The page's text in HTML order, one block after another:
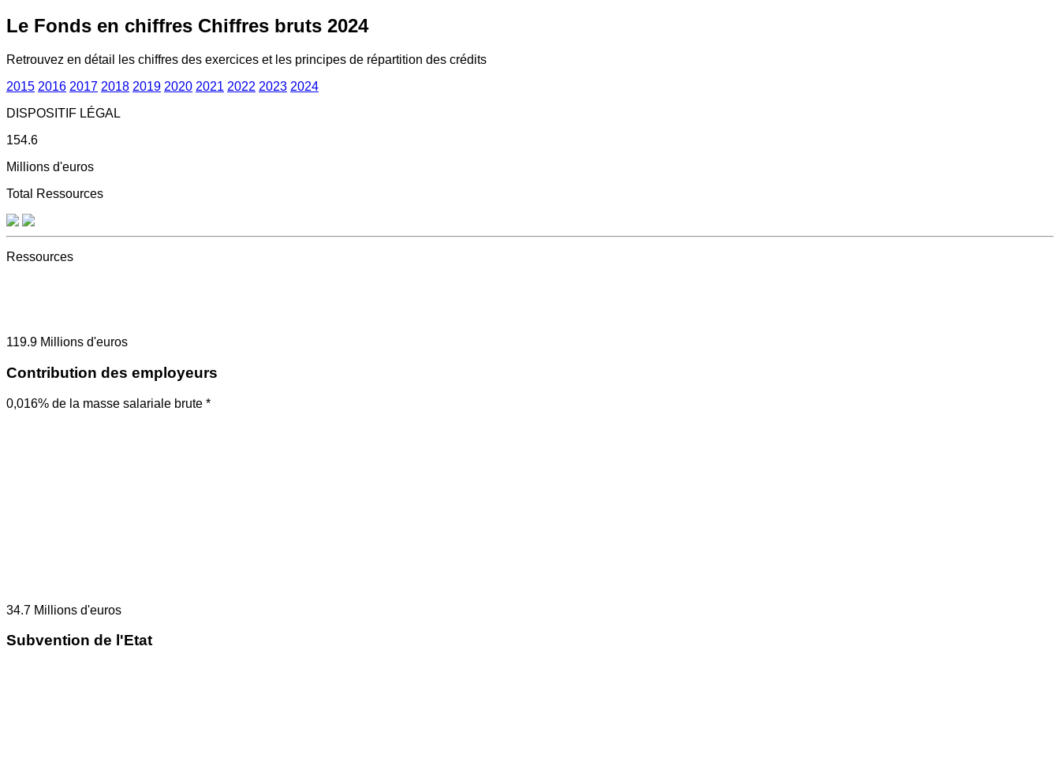
Le Fonds en chiffres Chiffres bruts 2024
Retrouvez en détail les chiffres des exercices et les principes de répartition des crédits
2015 2016 2017 2018 2019 2020 2021 2022 2023 2024
DISPOSITIF LÉGAL
154.6
Millions d'euros
Total Ressources
Ressources
119.9 Millions d'euros
Contribution des employeurs
0,016% de la masse salariale brute *
34.7 Millions d'euros
Subvention de l'Etat